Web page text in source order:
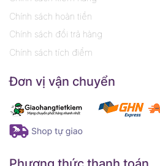
Chính sách hoàn tiền
Chính sách đổi trả hàng
Chính sách tích điểm
Đơn vị vận chuyển